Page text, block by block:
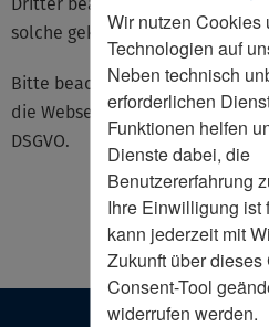
Wir nutzen Cookies
Technologien auf
Neben technisch
erforderlichen
Funktionen helfen
Dienste dabei, die
Benutzererfahrung
Ihre Einwilligung ist
kann jederzeit mit
Zukunft über dieses
Consent-Tool
widerrufen werden.
solche gekennzeichnet.
Bitte beachten Sie auch
die Webseite und unsere
DSGVO.